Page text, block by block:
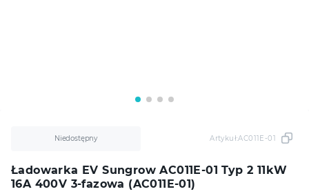
Ładowarka EV Sungrow AC011E-01 Typ 2 11kW
16A 400V 3-fazowa (AC011E-01)
Niedostępny Artykuł:AC011E-01